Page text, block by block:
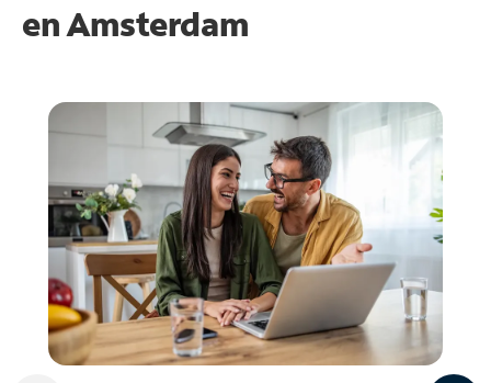
enAmsterdam